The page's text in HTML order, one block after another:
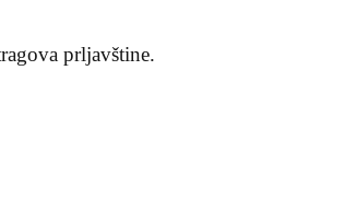
prljavštine.